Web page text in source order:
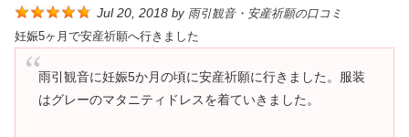
Jul 20, 2018 by 雨引観音・安産祈願の口コミ
妊娠5ヶ月で安産祈願へ行きました
雨引観音に妊娠5か月の頃に安産祈願に行きました。服装
はグレーのマタニティドレスを着ていきました。